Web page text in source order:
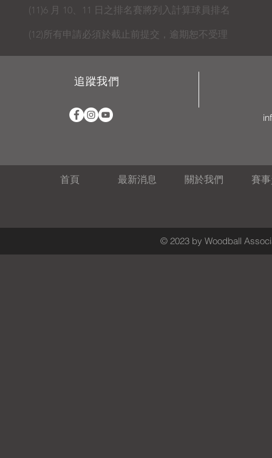
(11)6 月 10、11 日之排名賽將列入計算球員排名
(12)所有申請必須於截止前提交，逾期恕不受理
追蹤我們
首頁 最新消息 關於我們 賽
© 2023 by Woodball